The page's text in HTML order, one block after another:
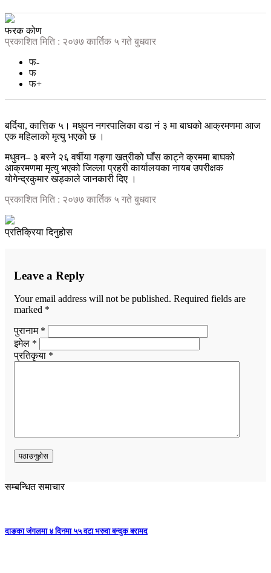
फरक कोण
प्रकाशित मिति : २०७७ कार्तिक ५ गते बुधवार
फ-
फ
फ+
बर्दिया, कात्तिक ५। मधुवन नगरपालिका वडा नं ३ मा बाघको आक्रमणमा आज
एक महिलाको मृत्यु भएको छ ।
मधुवन– ३ बस्ने २६ वर्षीया गङ्गा खत्रीको घाँस काट्ने क्रममा बाघको
आक्रमणमा मृत्यु भएको जिल्ला प्रहरी कार्यालयका नायब उपरीक्षक
योगेन्द्रकुमार खड्काले जानकारी दिए ।
प्रकाशित मिति : २०७७ कार्तिक ५ गते बुधवार
प्रतिक्रिया दिनुहोस
Leave a Reply
Your email address will not be published. Required fields are
marked *
पुरानाम *
इमेल *
प्रतिकृया *
सम्बन्धित समाचार
दाङका जंगलमा ४ दिनमा ५५ वटा भरुवा बन्दुक बरामद